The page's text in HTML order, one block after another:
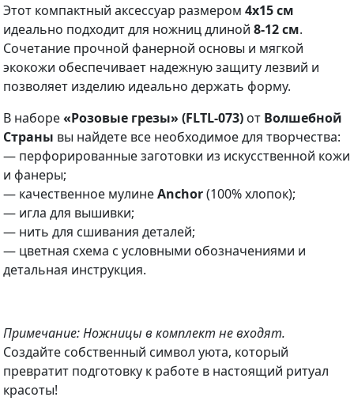
Этот компактный аксессуар размером 4х15 см
идеально подходит для ножниц длиной 8-12 см.
Сочетание прочной фанерной основы и мягкой
экокожи обеспечивает надежную защиту лезвий и
позволяет изделию идеально держать форму.
В наборе«Розовые грезы» (FLTL-073) от Волшебной
Страны вы найдете все необходимое для творчества:
— перфорированные заготовки из искусственной кожи
и фанеры;
— качественное мулинеAnchor(100% хлопок);
— игла для вышивки;
— нить для сшивания деталей;
— цветная схема с условными обозначениями и
детальная инструкция.
Примечание: Ножницы в комплект не входят.
Создайте собственный символ уюта, который
превратит подготовку к работе в настоящий ритуал
красоты!